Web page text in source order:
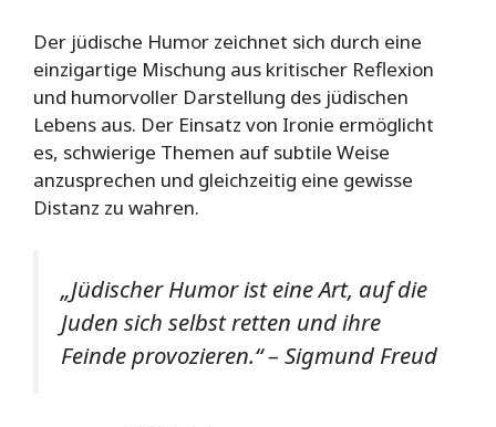
Der jüdische Humor zeichnet sich durch eine
einzigartige Mischung aus kritischer Reflexion
und humorvoller Darstellung des jüdischen
Lebens aus. Der Einsatz von Ironie ermöglicht
es, schwierige Themen auf subtile Weise
anzusprechen und gleichzeitig eine gewisse
Distanz zu wahren.
„Jüdischer Humor ist eine Art, auf die
Juden sich selbst retten und ihre
Feinde provozieren.“ – Sigmund Freud